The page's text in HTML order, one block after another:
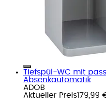
Tiefspül-WC mit
Absenkautomatik
ADOB
Aktueller Preis179,99